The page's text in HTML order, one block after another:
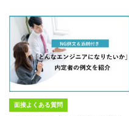
面接よくある質問